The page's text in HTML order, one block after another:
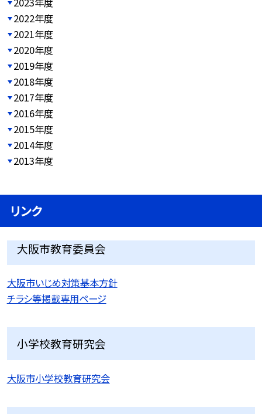
2022年度
2021年度
2020年度
2019年度
2018年度
2017年度
2016年度
2015年度
2014年度
2013年度
リンク
大阪市教育委員会
大阪市いじめ対策基本方針
チラシ等掲載専用ページ
小学校教育研究会
大阪市小学校教育研究会